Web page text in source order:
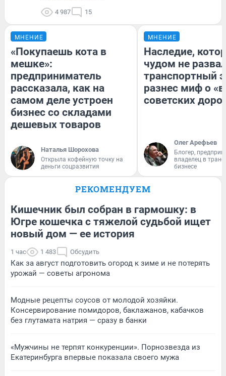
4 987 15
МНЕНИЕ
«Покупаешь кота в
мешке»:
предприниматель
рассказала, как на
самом деле устроен
бизнес со складами
дешевых товаров
Наталья Шорохова
Открыла кофейную точку на
деньги соцразвития
МНЕНИЕ
Наследие,
чудом не
транспортный
разнес миф о
советских
Олег Арефьев
Блогер,
владелец в
бизнесе
РЕКОМЕНДУЕМ
Кишечник был собран в гармошку: в
Югре кошечка с тяжелой судьбой ищет
новый дом — ее история
1 час 1 483 Обсудить
Как за август подготовить огород к зиме и не потерять
урожай — советы агронома
Модные рецепты соусов от молодой хозяйки.
Консервирование помидоров, баклажанов, кабачков
без глутамата натрия — сразу в банки
«Мужчины не терпят конкуренции». Порнозвезда из
Екатеринбурга впервые показала своего мужа